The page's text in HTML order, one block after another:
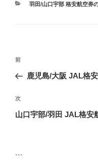
カ
羽田/山口宇部 格安航空券
投
ナ
ビ
ゲ
ョ
前
の
稿
前
鹿児島/大阪 JAL格
次
の
次
山口宇部/羽田 JAL格安
```